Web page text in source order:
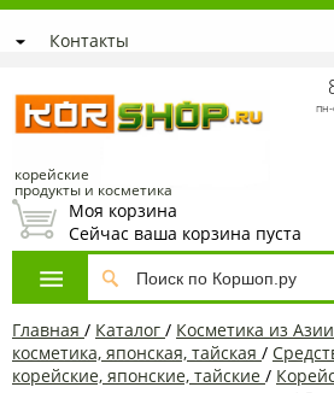
Контакты
корейские
продукты и косметика
пн-
Моя корзина
Сейчас ваша корзина пуста
Главная / Каталог / Косметика из
косметика, японская, тайская /
корейские, японские, тайские /